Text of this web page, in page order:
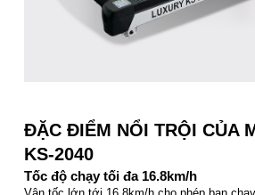
ĐẶC ĐIỂM NỔI TRỘI CỦA
KS-2040
Tốc độ chạy tối đa 16.8km/h